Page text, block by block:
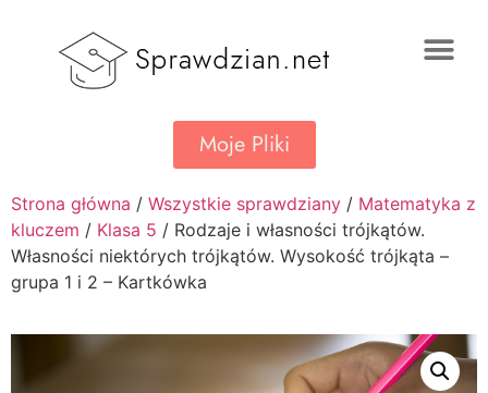
Moje Pliki
Strona główna / Wszystkie sprawdziany / Matematyka z
kluczem / Klasa 5 / Rodzaje i własności trójkątów.
Własności niektórych trójkątów. Wysokość trójkąta –
grupa 1 i 2 – Kartkówka